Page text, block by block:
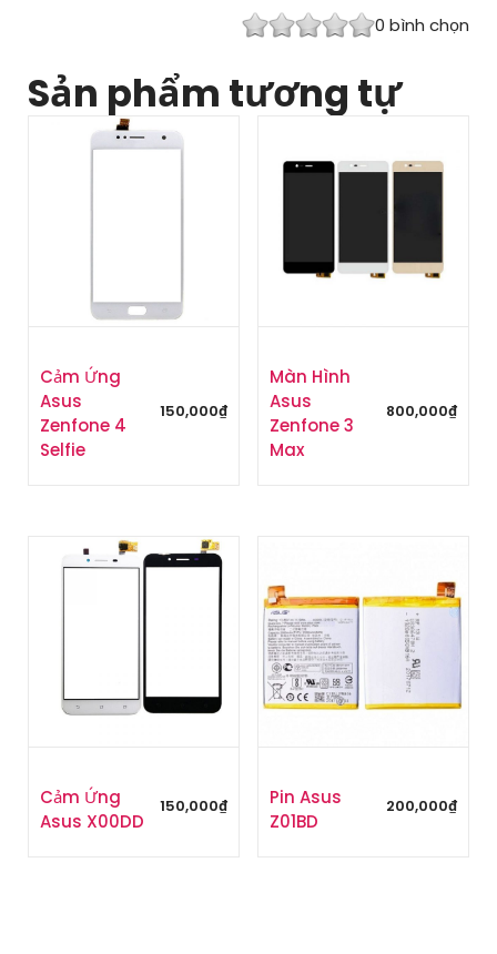
0 bình chọn
Sản phẩm tương tự
Cảm Ứng
Asus
Zenfone 4
Selfie
150,000₫
Màn Hình
Asus
Zenfone 3
Max
800,000₫
Cảm Ứng
Asus X00DD
150,000₫
Pin Asus
Z01BD
200,000₫